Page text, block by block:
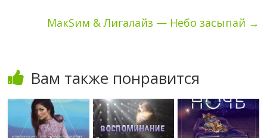
МакSим & Лигалайз — Небо засыпай →
Вам также понравится